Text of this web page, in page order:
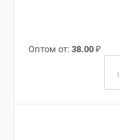
Оптом от: 38.00 ₽